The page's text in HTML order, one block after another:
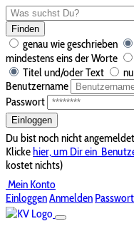
Finden
genau wie geschrieben
mindestens eins der Worte
Titel und/oder Text
Benutzername
Passwort
Einloggen
Du bist noch nicht
Klickehier, um Dir ein
kostet nichts)
Mein Konto
EinloggenAnmelden